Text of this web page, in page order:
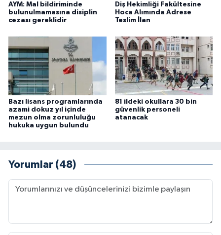
AYM: Mal bildiriminde
bulunulmamasına disiplin
cezası gereklidir
Diş Hekimliği Fakültesine
Hoca Alımında Adrese
Teslim İlan
Bazı lisans programlarında
azami dokuz yıl içinde
mezun olma zorunluluğu
hukuka uygun bulundu
81 ildeki okullara 30 bin
güvenlik personeli
atanacak
Yorumlar (48)